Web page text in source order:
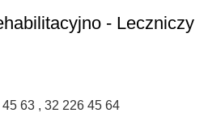
- Leczniczy
63 , 32 226 45 64